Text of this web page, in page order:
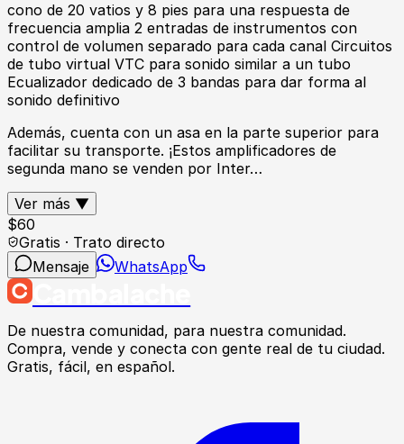
cono de 20 vatios y 8 pies para una respuesta de
frecuencia amplia 2 entradas de instrumentos con
control de volumen separado para cada canal Circuitos
de tubo virtual VTC para sonido similar a un tubo
Ecualizador dedicado de 3 bandas para dar forma al
sonido definitivo
Además, cuenta con un asa en la parte superior para
facilitar su transporte. ¡Estos amplificadores de
segunda mano se venden por Inter…
Ver más ▼
$60
Gratis · Trato directo
Mensaje
WhatsApp
De nuestra comunidad, para nuestra comunidad.
Compra, vende y conecta con gente real de tu ciudad.
Gratis, fácil, en español.